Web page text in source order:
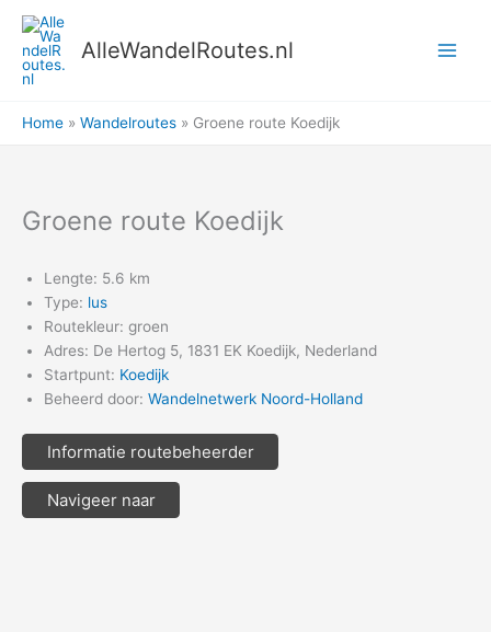
naar
inhoud
AlleWandelRoutes.nl
Home Wandelroutes Groene route Koedijk
Groene route Koedijk
Lengte: 5.6 km
Type: lus
Routekleur: groen
Adres: De Hertog 5, 1831 EK Koedijk, Nederland
Startpunt: Koedijk
Beheerd door: Wandelnetwerk Noord-Holland
Informatie routebeheerder
Navigeer naar